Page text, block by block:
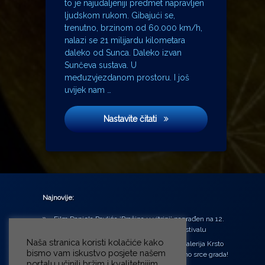
to je najudaljeniji predmet napravljen
ljudskom rukom. Gibajući se,
trenutno, brzinom od 60.000 km/h,
nalazi se 21 milijardu kilometara
daleko od Sunca. Daleko izvan
Sunčeva sustava. U
međuzvjezdanom prostoru. I još
uvijek nam …
Nastavite čitatiPozlaćeni disk
Najnovije:
Film Daniela Pavlića ‘Prašina u vitrini’ nagrađen na 12.
Green Montenegro International Film Festivalu
U središtu Petrinje otvorena obnovljena Galerija Krsto
Hegedušić: Kultura vraćena kući, u samo srce grada!
Naša stranica koristi kolačiće kako
bismo vam iskustvo posjete našem